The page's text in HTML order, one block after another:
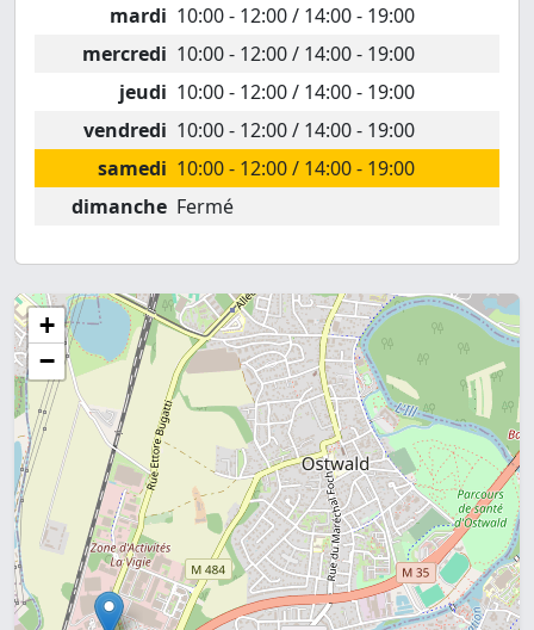
mardi 10:00 - 12:00 / 14:00 - 19:00
mercredi 10:00 - 12:00 / 14:00 - 19:00
jeudi 10:00 - 12:00 / 14:00 - 19:00
vendredi 10:00 - 12:00 / 14:00 - 19:00
samedi 10:00 - 12:00 / 14:00 - 19:00
dimanche Fermé
+
−